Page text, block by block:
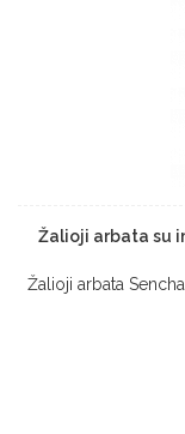
Žalioji arbata su
Žalioji arbata